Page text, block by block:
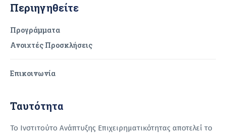
Περιηγηθείτε
Προγράμματα
Ανοιχτές Προσκλήσεις
Επικοινωνία
Ταυτότητα
Το Ινστιτούτο Ανάπτυξης Επιχειρηματικότητας αποτελεί το